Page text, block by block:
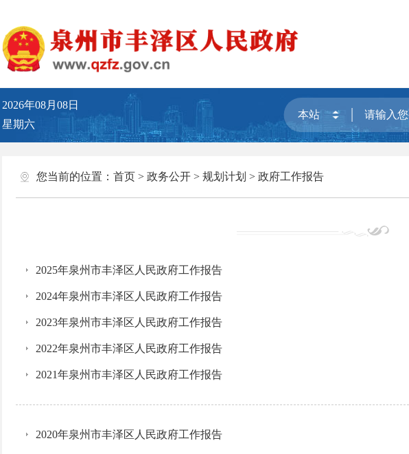
2026年08月08日
星期六
您当前的位置： 首页> 政务公开> 规划计划 > 政府工作报告
2025年泉州市丰泽区人民政府工作报告
2024年泉州市丰泽区人民政府工作报告
2023年泉州市丰泽区人民政府工作报告
2022年泉州市丰泽区人民政府工作报告
2021年泉州市丰泽区人民政府工作报告
2020年泉州市丰泽区人民政府工作报告